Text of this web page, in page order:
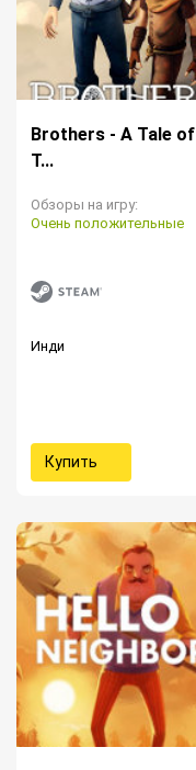
Brothers - A Tale of
T...
Обзоры на игру:
Очень положительные
Инди
Купить